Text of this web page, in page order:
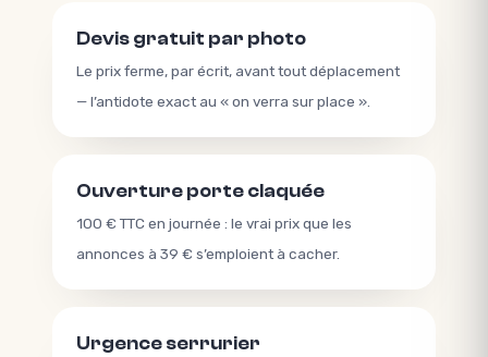
Devis gratuit par photo
Le prix ferme, par écrit, avant tout déplacement
— l’antidote exact au « on verra sur place ».
Ouverture porte claquée
100 € TTC en journée : le vrai prix que les
annonces à 39 € s’emploient à cacher.
Urgence serrurier